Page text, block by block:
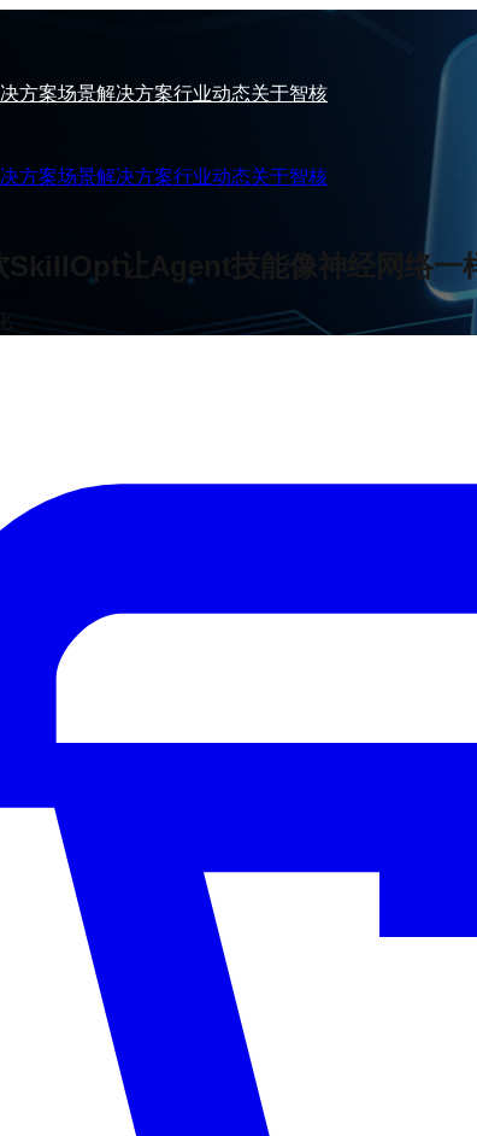
方案场景解决方案行业动态关于智核
方案场景解决方案行业动态关于智核
SkillOpt让Agent技能像神经网络一